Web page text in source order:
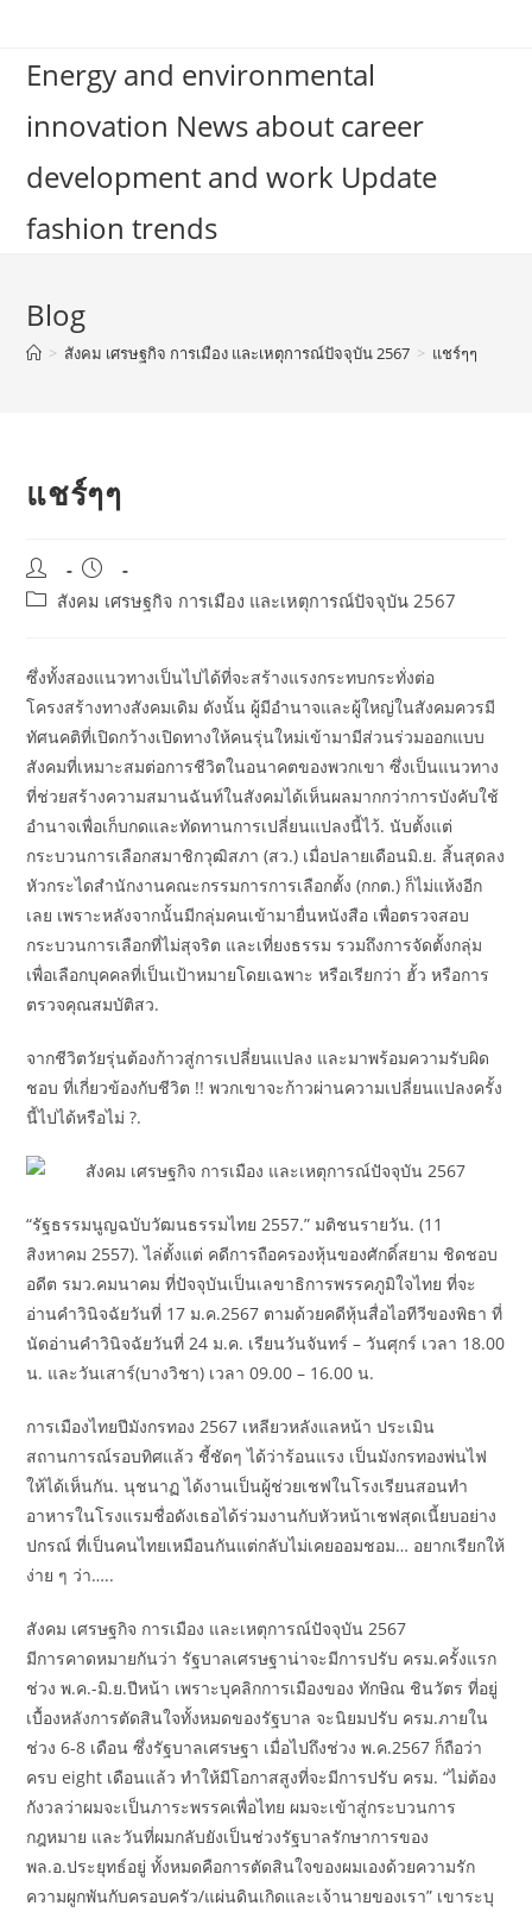
contentEnergy and environmental
innovation News about career
development and work Update
fashion trends
Blog
> สังคม เศรษฐกิจ การเมือง และเหตุการณ์ปัจจุบัน 2567 > แชร์ๆๆ
แชร์ๆๆ
Post
author:
Post
published:
Postสังคม เศรษฐกิจ การเมือง และเหตุการณ์ปัจจุบัน 2567
ซึ่งทั้งสองแนวทางเป็นไปได้ที่จะสร้างแรงกระทบกระทั่งต่อ
โครงสร้างทางสังคมเดิม ดังนั้น ผู้มีอำนาจและผู้ใหญ่ในสังคมควรมี
ทัศนคติที่เปิดกว้างเปิดทางให้คนรุ่นใหม่เข้ามามีส่วนร่วมออกแบบ
สังคมที่เหมาะสมต่อการชีวิตในอนาคตของพวกเขา ซึ่งเป็นแนวทาง
ที่ช่วยสร้างความสมานฉันท์ในสังคมได้เห็นผลมากกว่าการบังคับใช้
อำนาจเพื่อเก็บกดและทัดทานการเปลี่ยนแปลงนี้ไว้. นับตั้งแต่
กระบวนการเลือกสมาชิกวุฒิสภา (สว.) เมื่อปลายเดือนมิ.ย. สิ้นสุดลง
หัวกระไดสำนักงานคณะกรรมการการเลือกตั้ง (กกต.) ก็ไม่แห้งอีก
เลย เพราะหลังจากนั้นมีกลุ่มคนเข้ามายื่นหนังสือ เพื่อตรวจสอบ
กระบวนการเลือกที่ไม่สุจริต และเที่ยงธรรม รวมถึงการจัดตั้งกลุ่ม
เพื่อเลือกบุคคลที่เป็นเป้าหมายโดยเฉพาะ หรือเรียกว่า ฮั้ว หรือการ
ตรวจคุณสมบัติสว.
จากชีวิตวัยรุ่นต้องก้าวสู่การเปลี่ยนแปลง และมาพร้อมความรับผิด
ชอบ ที่เกี่ยวข้องกับชีวิต !! พวกเขาจะก้าวผ่านความเปลี่ยนแปลงครั้ง
นี้ไปได้หรือไม่ ?.
“รัฐธรรมนูญฉบับวัฒนธรรมไทย 2557.” มติชนรายวัน. (11
สิงหาคม 2557). ไล่ตั้งแต่ คดีการถือครองหุ้นของศักดิ์สยาม ชิดชอบ
อดีต รมว.คมนาคม ที่ปัจจุบันเป็นเลขาธิการพรรคภูมิใจไทย ที่จะ
อ่านคำวินิจฉัยวันที่ 17 ม.ค.2567 ตามด้วยคดีหุ้นสื่อไอทีวีของพิธา ที่
นัดอ่านคำวินิจฉัยวันที่ 24 ม.ค. เรียนวันจันทร์ – วันศุกร์ เวลา 18.00
น. และวันเสาร์(บางวิชา) เวลา 09.00 – 16.00 น.
การเมืองไทยปีมังกรทอง 2567 เหลียวหลังแลหน้า ประเมิน
สถานการณ์รอบทิศแล้ว ชี้ชัดๆ ได้ว่าร้อนแรง เป็นมังกรทองพ่นไฟ
ให้ได้เห็นกัน. นุชนาฏ ได้งานเป็นผู้ช่วยเชฟในโรงเรียนสอนทํา
อาหารในโรงแรมชื่อดังเธอได้ร่วมงานกับหัวหน้าเชฟสุดเนี้ยบอย่าง
ปกรณ์ ที่เป็นคนไทยเหมือนกันแต่กลับไม่เคยออมชอม… อยากเรียกให้
ง่าย ๆ ว่า…..
สังคม เศรษฐกิจ การเมือง และเหตุการณ์ปัจจุบัน 2567
มีการคาดหมายกันว่า รัฐบาลเศรษฐาน่าจะมีการปรับ ครม.ครั้งแรก
ช่วง พ.ค.-มิ.ย.ปีหน้า เพราะบุคลิกการเมืองของ ทักษิณ ชินวัตร ที่อยู่
เบื้องหลังการตัดสินใจทั้งหมดของรัฐบาล จะนิยมปรับ ครม.ภายใน
ช่วง 6-8 เดือน ซึ่งรัฐบาลเศรษฐา เมื่อไปถึงช่วง พ.ค.2567 ก็ถือว่า
ครบ eight เดือนแล้ว ทำให้มีโอกาสสูงที่จะมีการปรับ ครม. “ไม่ต้อง
กังวลว่าผมจะเป็นภาระพรรคเพื่อไทย ผมจะเข้าสู่กระบวนการ
กฎหมาย และวันที่ผมกลับยังเป็นช่วงรัฐบาลรักษาการของ
พล.อ.ประยุทธ์อยู่ ทั้งหมดคือการตัดสินใจของผมเองด้วยความรัก
ความผูกพันกับครอบครัว/แผ่นดินเกิดและเจ้านายของเรา” เขาระบุ